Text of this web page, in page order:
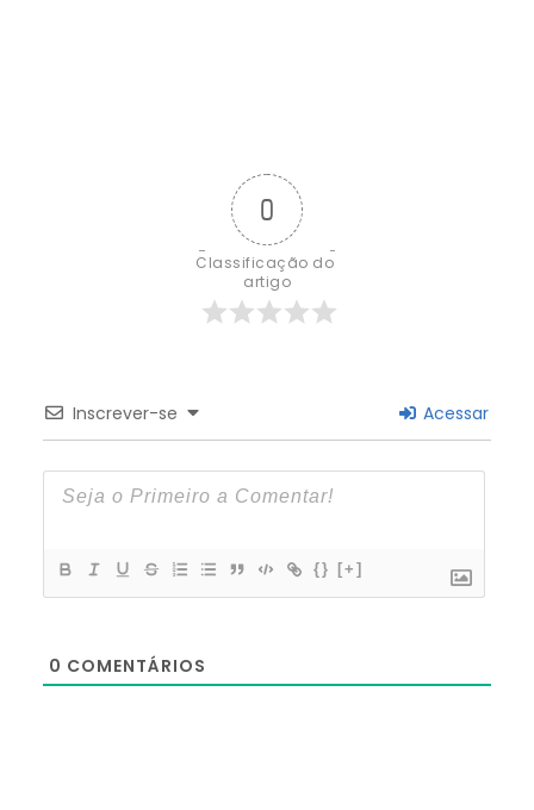
0
Classificação do
artigo
Inscrever-se Acessar
{} [+]
0 COMENTÁRIOS